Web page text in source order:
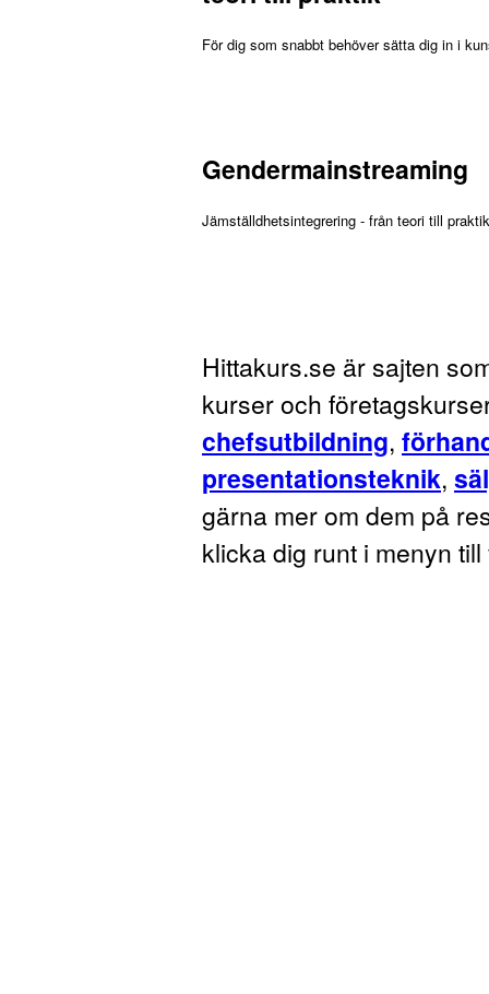
För dig som snabbt behöver sätta dig in i
Gendermainstreaming
Jämställdhetsintegrering - från teori till
Hittakurs.se är sajten
kurser och
chefsutbildning,
presentationsteknik,
gärna mer om dem på
klicka dig runt i menyn